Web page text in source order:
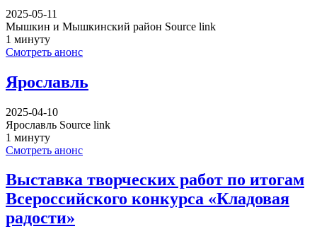
2025-05-11
Мышкин и Мышкинский район Source link
1 минуту
Смотреть анонс
Ярославль
2025-04-10
Ярославль Source link
1 минуту
Смотреть анонс
Выставка творческих работ по итогам
Всероссийского конкурса «Кладовая
радости»